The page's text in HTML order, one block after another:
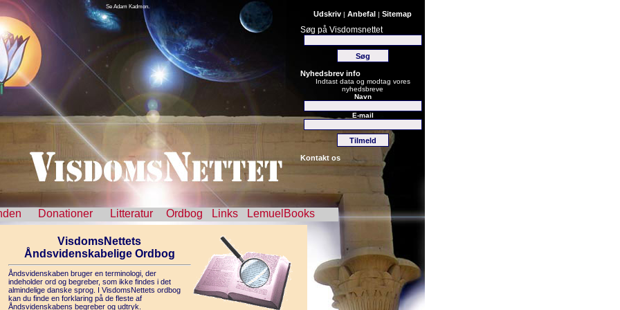
Udskriv | Anbefal | Sitemap
Søg på Visdomsnettet
Nyhedsbrev info
Indtast data og modtag vores
nyhedsbreve
Navn
E-mail
Kontakt os
Se Adam Kadmon.
Donationer Litteratur Ordbog Links LemuelBooks
VisdomsNettets
Åndsvidenskabelige Ordbog
Åndsvidenskaben bruger en terminologi, der
indeholder ord og begreber, som ikke findes i det
almindelige danske sprog. I VisdomsNettets ordbog
kan du finde en forklaring på de fleste af
Åndsvidenskabens begreber og udtryk.